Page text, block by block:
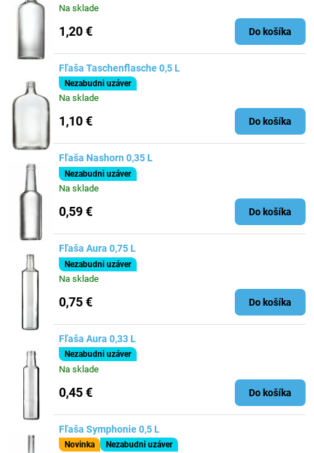
Na sklade
1,20 € Do košíka
Fľaša Taschenflasche 0,5 L
Nezabudni uzáver
Na sklade
1,10 € Do košíka
Fľaša Nashorn 0,35 L
Nezabudni uzáver
Na sklade
0,59 € Do košíka
Fľaša Aura 0,75 L
Nezabudni uzáver
Na sklade
0,75 € Do košíka
Fľaša Aura 0,33 L
Nezabudni uzáver
Na sklade
0,45 € Do košíka
Fľaša Symphonie 0,5 L
Novinka Nezabudni uzáver